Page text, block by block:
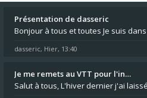
Présentation de dasseric
dasseric, Hier, 13:40
Je me remets au VTT pour l'in…